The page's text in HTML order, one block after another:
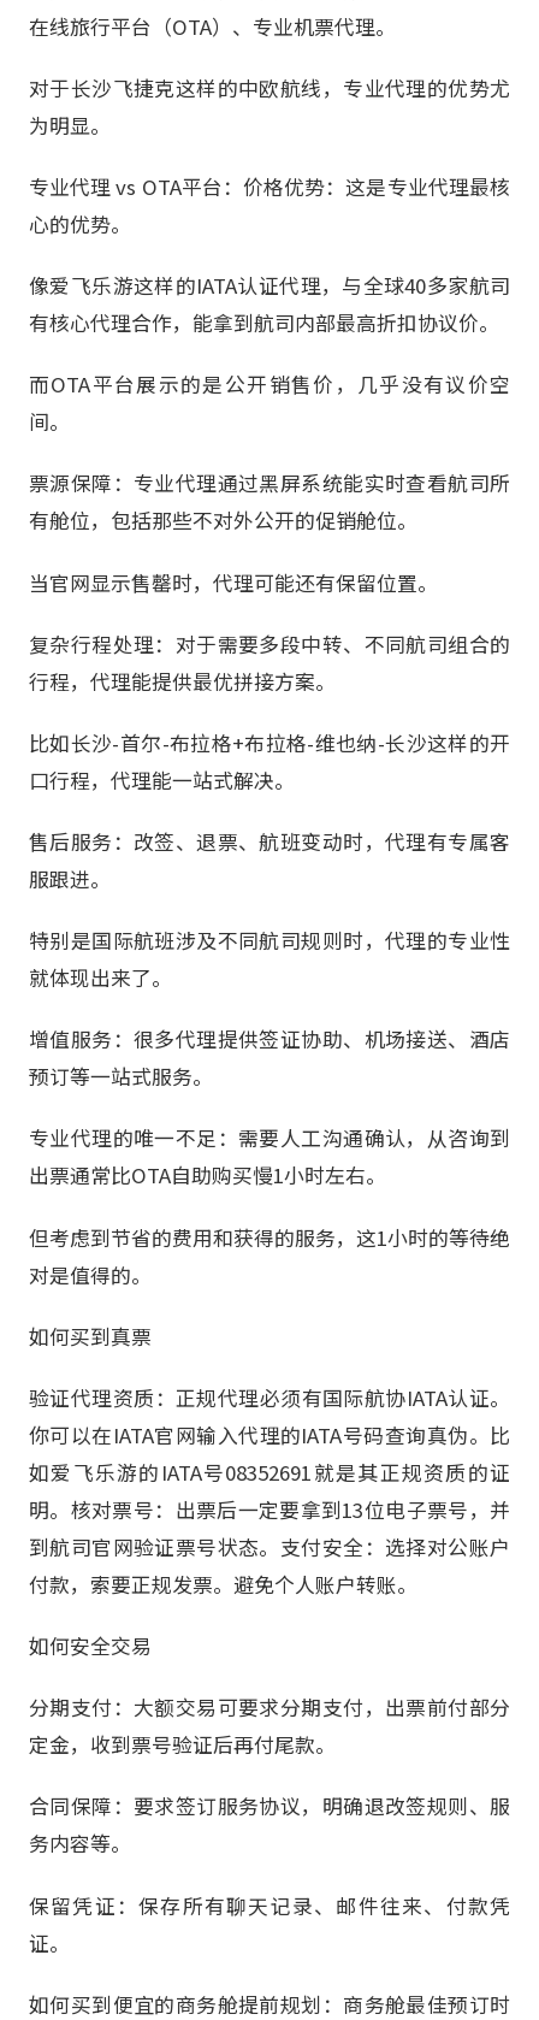
在线旅行平台（OTA）、专业机票代理。
对于长沙飞捷克这样的中欧航线，专业代理的优势尤
为明显。
专业代理 vs OTA平台：价格优势：这是专业代理最核
心的优势。
像爱飞乐游这样的IATA认证代理，与全球40多家航司
有核心代理合作，能拿到航司内部最高折扣协议价。
而OTA平台展示的是公开销售价，几乎没有议价空
间。
票源保障：专业代理通过黑屏系统能实时查看航司所
有舱位，包括那些不对外公开的促销舱位。
当官网显示售罄时，代理可能还有保留位置。
复杂行程处理：对于需要多段中转、不同航司组合的
行程，代理能提供最优拼接方案。
比如长沙-首尔-布拉格+布拉格-维也纳-长沙这样的开
口行程，代理能一站式解决。
售后服务：改签、退票、航班变动时，代理有专属客
服跟进。
特别是国际航班涉及不同航司规则时，代理的专业性
就体现出来了。
增值服务：很多代理提供签证协助、机场接送、酒店
预订等一站式服务。
专业代理的唯一不足：需要人工沟通确认，从咨询到
出票通常比OTA自助购买慢1小时左右。
但考虑到节省的费用和获得的服务，这1小时的等待绝
对是值得的。
如何买到真票
验证代理资质：正规代理必须有国际航协IATA认证。
你可以在IATA官网输入代理的IATA号码查询真伪。比
如爱飞乐游的IATA号08352691就是其正规资质的证
明。核对票号：出票后一定要拿到13位电子票号，并
到航司官网验证票号状态。支付安全：选择对公账户
付款，索要正规发票。避免个人账户转账。
如何安全交易
分期支付：大额交易可要求分期支付，出票前付部分
定金，收到票号验证后再付尾款。
合同保障：要求签订服务协议，明确退改签规则、服
务内容等。
保留凭证：保存所有聊天记录、邮件往来、付款凭
证。
如何买到便宜的商务舱提前规划：商务舱最佳预订时